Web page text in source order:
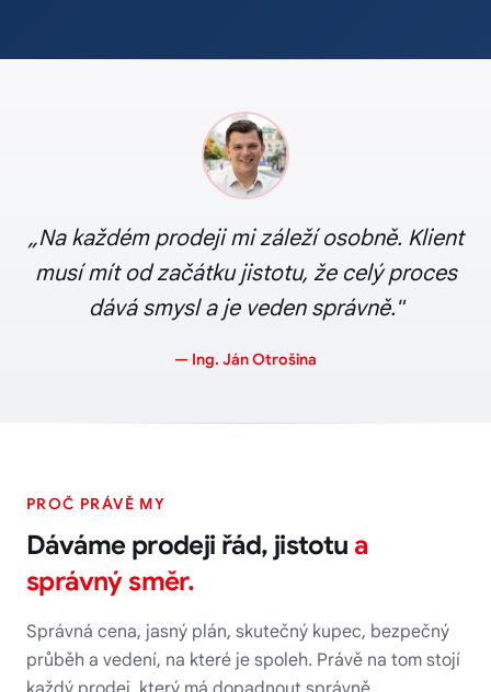
„Na každém prodeji mi záleží osobně. Klient
musí mít od začátku jistotu, že celý proces
dává smysl a je veden správně."
— Ing. Ján Otrošina
PROČ PRÁVĚ MY
Dáváme prodeji řád, jistotu a
správný směr.
Správná cena, jasný plán, skutečný kupec, bezpečný
průběh a vedení, na které je spoleh. Právě na tom stojí